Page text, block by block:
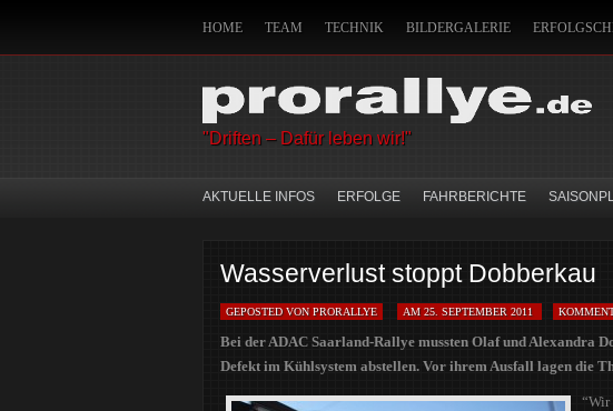
HOME TEAM TECHNIK BILDERGALERIE
IMPRESSUM HANDWERKSZEUG DES CO-PILOTEN
"Driften – Dafür leben wir!"
AKTUELLE INFOS ERFOLGE FAHRBERICHTE
Wasserverlust stoppt Dobberkau
GEPOSTED VON PRORALLYE AM 25. SEPTEMBER 2011
Bei der ADAC Saarland-Rallye mussten Olaf und Alexandra
Defekt im Kühlsystem abstellen. Vor ihrem Ausfall lagen die
“Wir